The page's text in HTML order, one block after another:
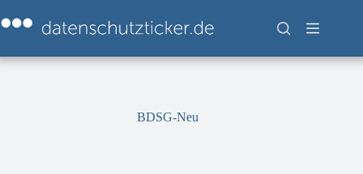
Inhalt
springen
BDSG-Neu